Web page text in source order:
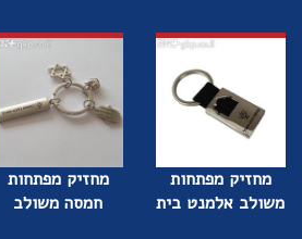
מחזיק מפתחות
משולב אלמנט בית
מחזיק מפתחות
חמסה משולב